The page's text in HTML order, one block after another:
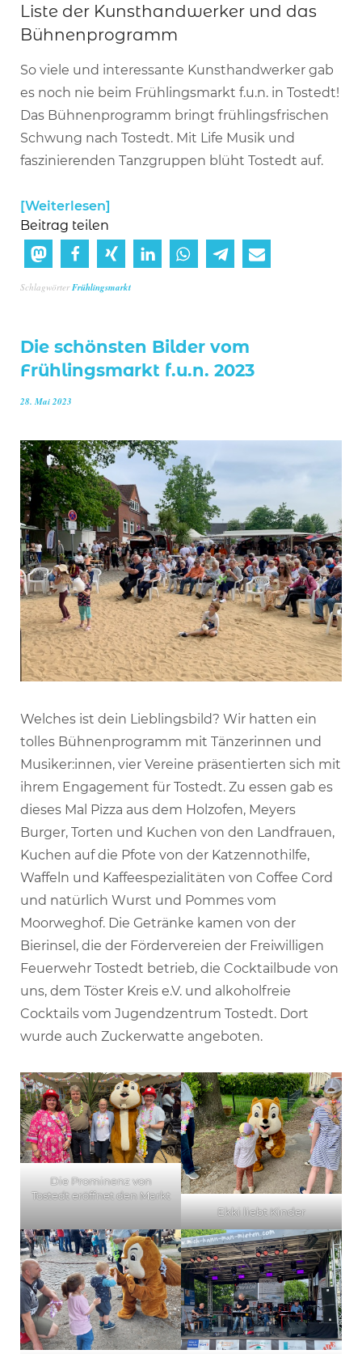
Liste der Kunsthandwerker und das
Bühnenprogramm
So viele und interessante Kunsthandwerker gab
es noch nie beim Frühlingsmarkt f.u.n. in Tostedt!
Das Bühnenprogramm bringt frühlingsfrischen
Schwung nach Tostedt. Mit Life Musik und
faszinierenden Tanzgruppen blüht Tostedt auf.
Weiterlesen
Beitrag teilen
SchlagwörterFrühlingsmarkt
Die schönsten Bilder vom
Frühlingsmarkt f.u.n. 2023
28. Mai 2023
Welches ist dein Lieblingsbild? Wir hatten ein
tolles Bühnenprogramm mit Tänzerinnen und
Musiker:innen, vier Vereine präsentierten sich mit
ihrem Engagement für Tostedt. Zu essen gab es
dieses Mal Pizza aus dem Holzofen, Meyers
Burger, Torten und Kuchen von den Landfrauen,
Kuchen auf die Pfote von der Katzennothilfe,
Waffeln und Kaffeespezialitäten von Coffee Cord
und natürlich Wurst und Pommes vom
Moorweghof. Die Getränke kamen von der
Bierinsel, die der Fördervereien der Freiwilligen
Feuerwehr Tostedt betrieb, die Cocktailbude von
uns, dem Töster Kreis e.V. und alkoholfreie
Cocktails vom Jugendzentrum Tostedt. Dort
wurde auch Zuckerwatte angeboten.
Die Prominenz von
Tostedt eröffnet den Markt
Ekki liebt Kinder